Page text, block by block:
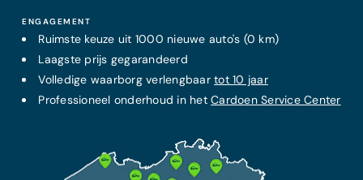
ENGAGEMENT
Ruimste keuze uit 1000 nieuwe auto's (0 km)
Laagste prijs gegarandeerd
Volledige waarborg verlengbaartot 10 jaar
Professioneel onderhoud in hetCardoen Service Center